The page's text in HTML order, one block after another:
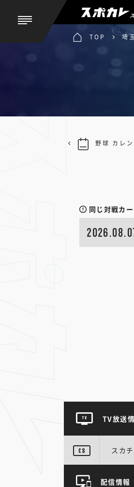
TOP 埼
同じ対戦カ
野球 カレ
TV放送
スカ
配信情報